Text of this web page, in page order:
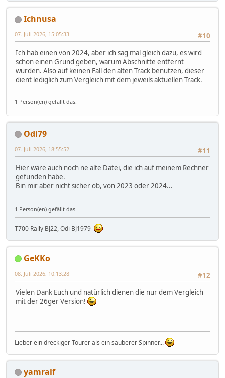
Ichnusa
#10
07. Juli 2026, 15:05:33
Ich hab einen von 2024, aber ich sag mal gleich dazu, es wird
schon einen Grund geben, warum Abschnitte entfernt
wurden. Also auf keinen Fall den alten Track benutzen, dieser
dient lediglich zum Vergleich mit dem jeweils aktuellen Track.
1 Person(en) gefällt das.
Odi79
#11
07. Juli 2026, 18:55:52
Hier wäre auch noch ne alte Datei, die ich auf meinem Rechner
gefunden habe.
Bin mir aber nicht sicher ob, von 2023 oder 2024...
1 Person(en) gefällt das.
T700 Rally BJ22, Odi BJ1979
GeKKo
#12
08. Juli 2026, 10:13:28
Vielen Dank Euch und natürlich dienen die nur dem Vergleich
mit der 26ger Version!
Lieber ein dreckiger Tourer als ein sauberer Spinner...
yamralf